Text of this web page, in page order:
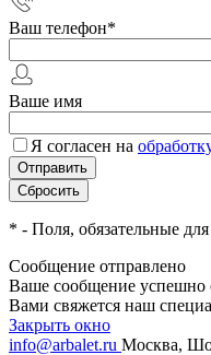
Ваш телефон*
Ваше имя
Я согласен на
* - Поля, обязательные
Сообщение отправлено
Ваше сообщение успешно
Вами свяжется наш
Закрыть окно
info@arbalet.ru Москва,